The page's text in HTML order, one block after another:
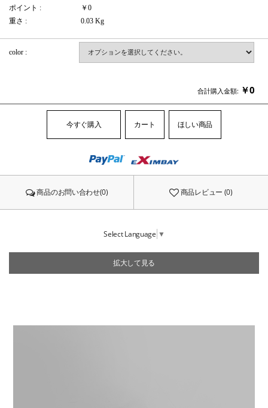
ポイント :
￥0
重さ :
0.03 Kg
color :
合計購入金額: ￥0
今すぐ購入 カート ほしい商品
商品のお問い合わせ(0) 商品レビュー (0)
Select Language ▼
拡大して見る